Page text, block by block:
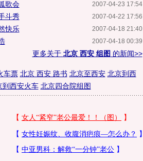
2007-04-23 17:54
歌会
2007-04-22 17:56
斗秀
2007-04-18 21:40
快乐
2007-04-18 00:39
更多关于 北京 西安 组图 的新闻>>
车票 北京 西安 路书 北京至西安 北京到西
到西安火车 北京四合院组图